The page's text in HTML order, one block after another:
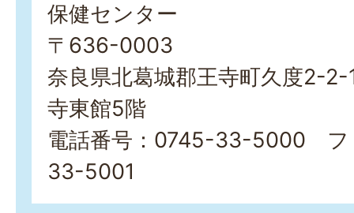
保健センター
〒636-0003
奈良県北葛城郡王寺町久度2-
寺東館5階
電話番号：0745-33-5000 フ
33-5001